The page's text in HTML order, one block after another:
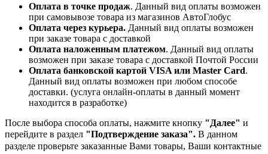
Оплата в точке продаж. Данный вид оплаты возможен
при самовывозе товара из магазинов АвтоГлобус
Оплата через курьера. Данный вид оплаты возможен
при заказе товара с доставкой
Оплата наложенным платежом. Данный вид оплаты
возможен при заказе товара с доставкой Почтой России
Оплата банковской картой VISA или Master Card.
Данный вид оплаты возможен при любом способе
доставки. (услуга онлайн-оплаты в данный момент
находится в разработке)
После выбора способа оплаты, нажмите кнопку "Далее" и
перейдите в раздел "Подтверждение заказа". В данном
разделе проверьте заказанные Вами товары, Ваши контактные